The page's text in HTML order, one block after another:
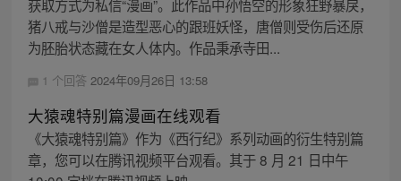
获取方式为私信“漫画”。此作品中孙悟空的形象狂野暴戾，
猪八戒与沙僧是造型恶心的跟班妖怪，唐僧则受伤后还原
为胚胎状态藏在女人体内。作品秉承寺田...
1 个回答 2024年09月26日 13:58
大猿魂特别篇漫画在线观看
《大猿魂特别篇》作为《西行纪》系列动画的衍生特别篇
章，您可以在腾讯视频平台观看。其于 8 月 21 日中午